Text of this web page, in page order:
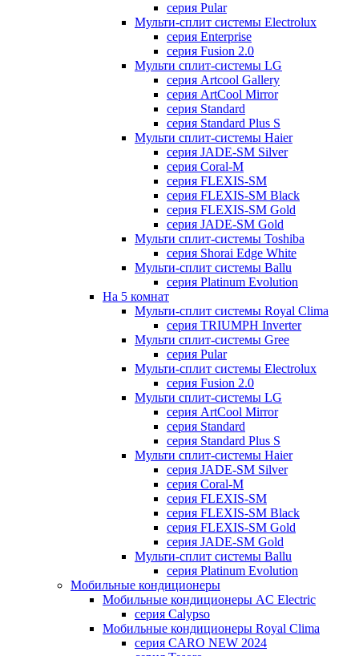
серия Pular
Мульти-сплит системы Electrolux
серия Enterprise
серия Fusion 2.0
Мульти сплит-системы LG
серия Artcool Gallery
серия ArtCool Mirror
серия Standard
серия Standard Plus S
Мульти сплит-системы Haier
серия JADE-SM Silver
серия Coral-M
серия FLEXIS-SM
серия FLEXIS-SM Black
серия FLEXIS-SM Gold
серия JADE-SM Gold
Мульти сплит-системы Toshiba
серия Shorai Edge White
Мульти-сплит системы Ballu
серия Platinum Evolution
На 5 комнат
Мульти-сплит системы Royal Clima
серия TRIUMPH Inverter
Мульти сплит-системы Gree
серия Pular
Мульти-сплит системы Electrolux
серия Fusion 2.0
Мульти сплит-системы LG
серия ArtCool Mirror
серия Standard
серия Standard Plus S
Мульти сплит-системы Haier
серия JADE-SM Silver
серия Coral-M
серия FLEXIS-SM
серия FLEXIS-SM Black
серия FLEXIS-SM Gold
серия JADE-SM Gold
Мульти-сплит системы Ballu
серия Platinum Evolution
Мобильные кондиционеры
Мобильные кондиционеры AC Electric
серия Calypso
Мобильные кондиционеры Royal Clima
серия CARO NEW 2024